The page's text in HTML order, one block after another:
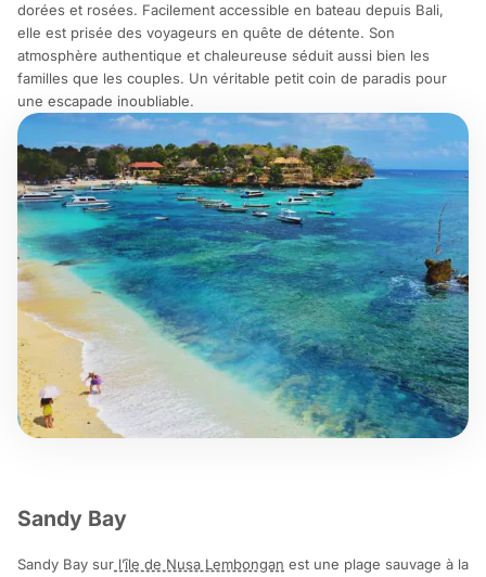
dorées et rosées. Facilement accessible en bateau depuis Bali,
elle est prisée des voyageurs en quête de détente. Son
atmosphère authentique et chaleureuse séduit aussi bien les
familles que les couples. Un véritable petit coin de paradis pour
une escapade inoubliable.
Sandy Bay
Sandy Bay sur l’île de Nusa Lembongan est une plage sauvage à la